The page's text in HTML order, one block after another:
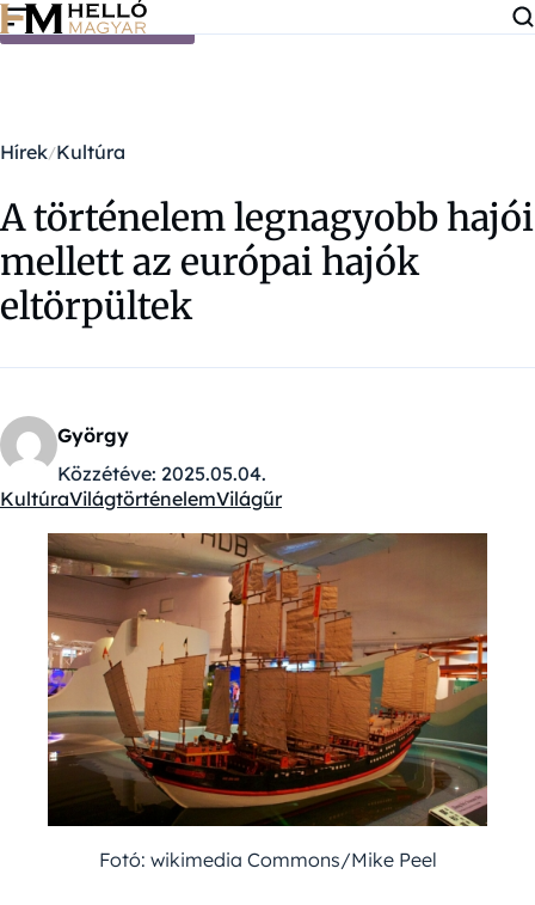
Ugrás a tartalomra
Hírek Kultúra
A történelem legnagyobb hajói
mellett az európai hajók
eltörpültek
György
Közzétéve: 2025.05.04.
Kategóriák:
KultúraVilágtörténelemVilágűr
Fotó: wikimedia Commons/Mike Peel